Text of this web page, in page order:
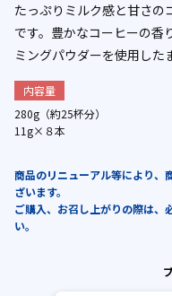
たっぷりミルク感と甘さの
です。豊かなコーヒーの香
ミングパウダーを使用した
内容量
280g（約25杯分）
11g×８本
商品のリニューアル等により、
ざいます。
ご購入、お召し上がりの際は、
い。